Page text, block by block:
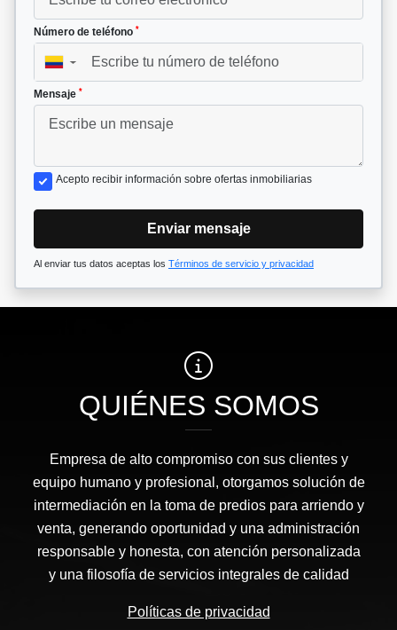
Número de teléfono *
▼
Mensaje *
Acepto recibir información sobre ofertas inmobiliarias
Enviar mensaje
Al enviar tus datos aceptas los Términos de servicio y privacidad
QUIÉNES SOMOS
Empresa de alto compromiso con sus clientes y
equipo humano y profesional, otorgamos solución de
intermediación en la toma de predios para arriendo y
venta, generando oportunidad y una administración
responsable y honesta, con atención personalizada
y una filosofía de servicios integrales de calidad
Políticas de privacidad